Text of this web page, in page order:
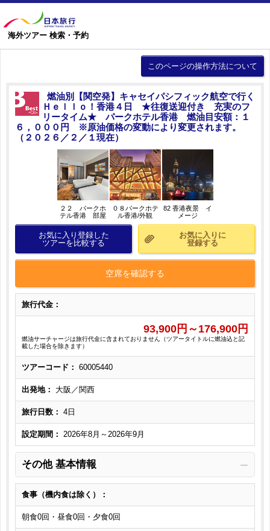
海外ツアー 検索・予約
このページの操作方法について
燃油別【関空発】キャセイパシフィック航空で行く
Ｈｅｌｌｏ！香港４日 ★往復送迎付き 充実のフ
リータイム★ パークホテル香港 燃油目安額：１
６，０００円 ※原油価格の変動により変更されます。
（２０２６／２／１現在）
２２ パークホ
テル香港 部屋
０８パークホテ
ル香港/外観
82 香港夜景 イ
メージ
お気に入り登録した
ツアーを比較する
お気に入りに
登録する
空席を確認する
旅行代金：
93,900 円～ 176,900 円
燃油サーチャージは旅行代金に含まれておりません（ツアータイトルに燃油込と記
載した場合を除きます）
ツアーコード： 60005440
出発地： 大阪／関西
旅行日数： 4日
設定期間： 2026年8月～2026年9月
その他 基本情報
食事（機内食は除く）：
朝食0回・昼食0回・夕食0回